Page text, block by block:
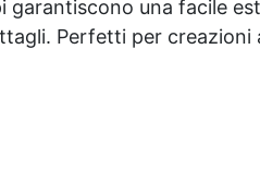
garantiscono una facile
Perfetti per